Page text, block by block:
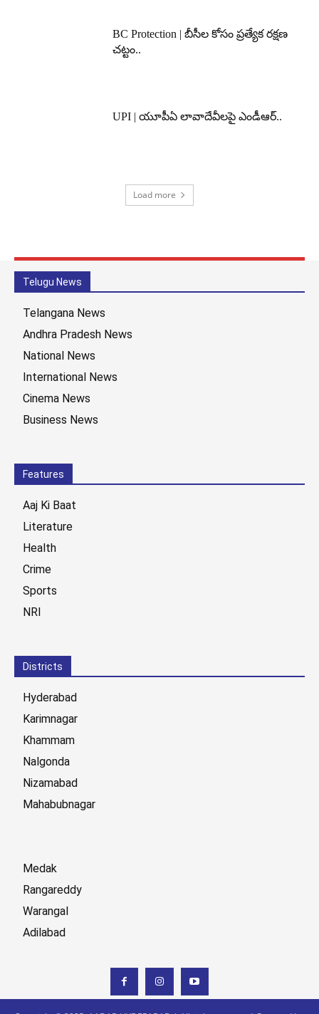
BC Protection | బీసీల కోసం ప్రత్యేక రక్షణ
చట్టం..
UPI | యూపీఏ లావాదేవీలపై ఎండీఆర్..
Load more
Telugu News
Telangana News
Andhra Pradesh News
National News
International News
Cinema News
Business News
Features
Aaj Ki Baat
Literature
Health
Crime
Sports
NRI
Districts
Hyderabad
Karimnagar
Khammam
Nalgonda
Nizamabad
Mahabubnagar
Medak
Rangareddy
Warangal
Adilabad